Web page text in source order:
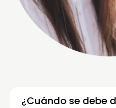
¿Cuándo se debe